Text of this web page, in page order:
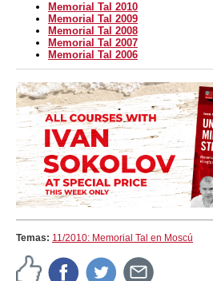
Memorial Tal 2010
Memorial Tal 2009
Memorial Tal 2008
Memorial Tal 2007
Memorial Tal 2006
Temas: 11/2010: Memorial Tal en Moscú